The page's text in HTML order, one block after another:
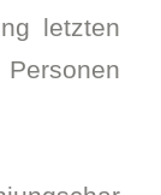
letzten